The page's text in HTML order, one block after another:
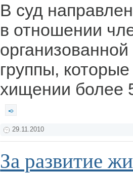
В суд
в отношении
группы,
хищении более
29.11.2010
За развитие